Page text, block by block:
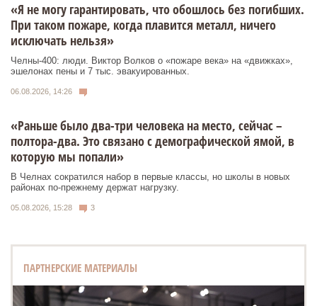
«Я не могу гарантировать, что обошлось без погибших.
При таком пожаре, когда плавится металл, ничего
исключать нельзя»
Челны-400: люди. Виктор Волков о «пожаре века» на «движках»,
эшелонах пены и 7 тыс. эвакуированных.
06.08.2026, 14:26
«Раньше было два-три человека на место, сейчас –
полтора-два. Это связано с демографической ямой, в
которую мы попали»
В Челнах сократился набор в первые классы, но школы в новых
районах по-прежнему держат нагрузку.
05.08.2026, 15:28 3
ПАРТНЕРСКИЕ МАТЕРИАЛЫ